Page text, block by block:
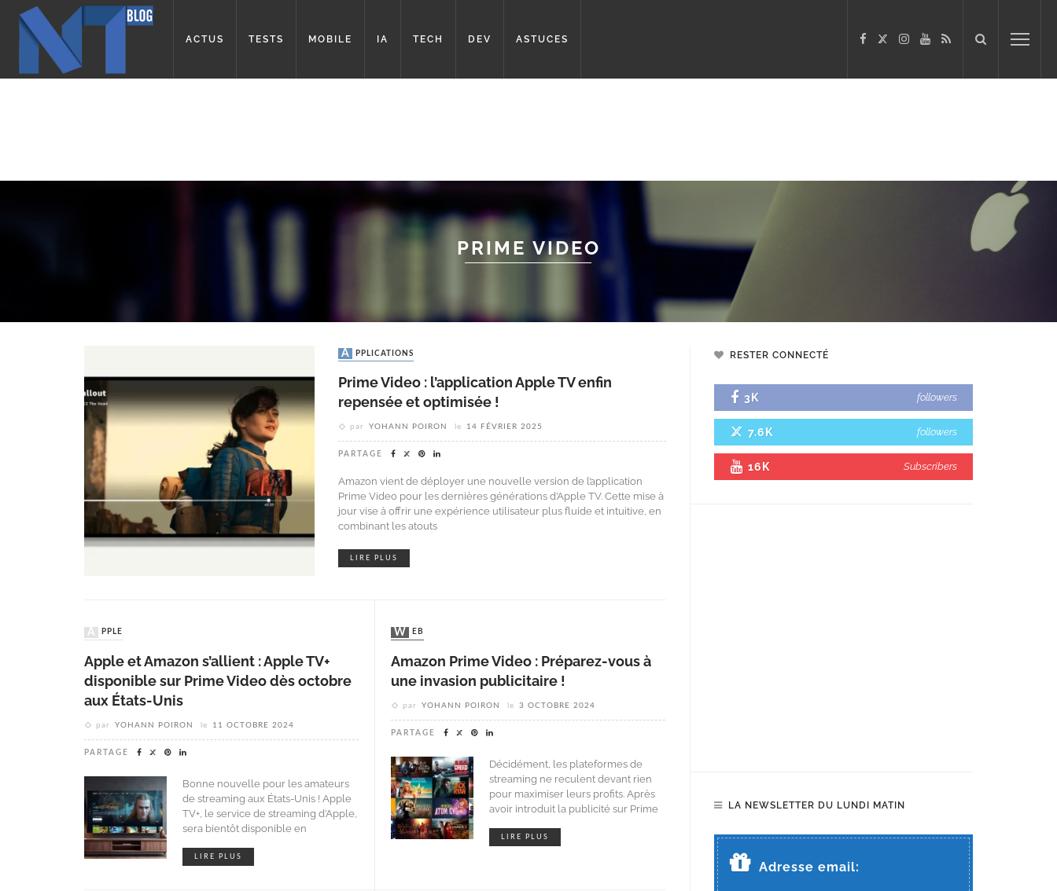
ACTUS TESTS MOBILE IA TECH DEV ASTUCES
PRIME VIDEO
APPLICATIONS
Prime Video : l’application Apple TV enfin
repensée et optimisée !
par YOHANN POIRON le 14 FÉVRIER 2025
PARTAGE
Amazon vient de déployer une nouvelle version de l’application
Prime Video pour les dernières générations d’Apple TV. Cette mise à
jour vise à offrir une expérience utilisateur plus fluide et intuitive, en
combinant les atouts
LIRE PLUS
APPLE
Apple et Amazon s’allient : Apple TV+
disponible sur Prime Video dès octobre
aux États-Unis
par YOHANN POIRON le 11 OCTOBRE 2024
PARTAGE
Bonne nouvelle pour les amateurs
de streaming aux États-Unis ! Apple
TV+, le service de streaming d’Apple,
sera bientôt disponible en
LIRE PLUS
WEB
Amazon Prime Video : Préparez-vous à
une invasion publicitaire !
par YOHANN POIRON le 3 OCTOBRE 2024
PARTAGE
Décidément, les plateformes de
streaming ne reculent devant rien
pour maximiser leurs profits. Après
avoir introduit la publicité sur Prime
LIRE PLUS
RESTER CONNECTÉ
3K followers
7.6K followers
16K Subscribers
LA NEWSLETTER DU LUNDI MATIN
Adresse email: